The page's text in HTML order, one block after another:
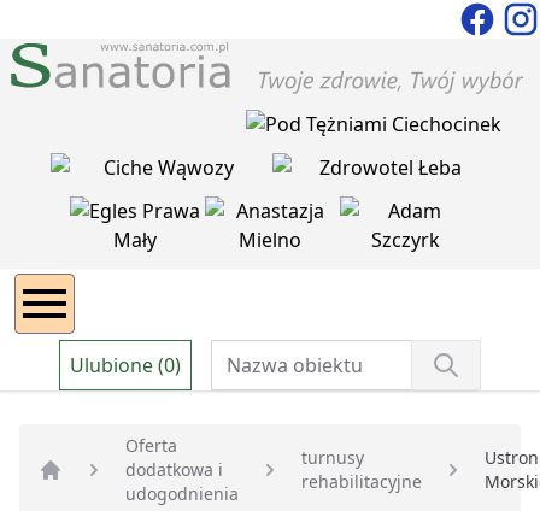
Ulubione (0)
Strona główna
Oferta
dodatkowa i
udogodnienia
turnusy
rehabilitacyjne